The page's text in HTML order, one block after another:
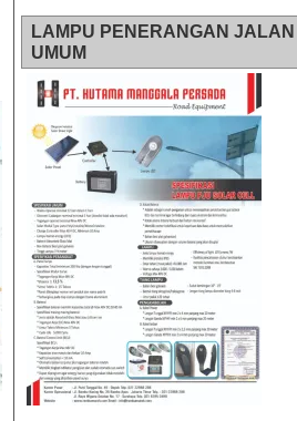
LAMPU PENERANGAN JALAN
UMUM